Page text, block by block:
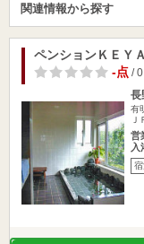
関連情報から探す
ペンションＫＥＹ
-点/ 0
長
有
営
入